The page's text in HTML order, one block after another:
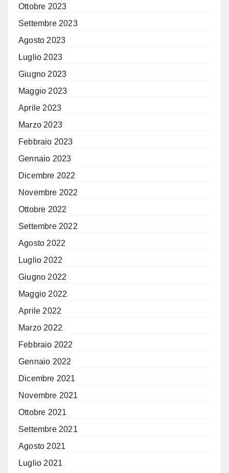
Ottobre 2023
Settembre 2023
Agosto 2023
Luglio 2023
Giugno 2023
Maggio 2023
Aprile 2023
Marzo 2023
Febbraio 2023
Gennaio 2023
Dicembre 2022
Novembre 2022
Ottobre 2022
Settembre 2022
Agosto 2022
Luglio 2022
Giugno 2022
Maggio 2022
Aprile 2022
Marzo 2022
Febbraio 2022
Gennaio 2022
Dicembre 2021
Novembre 2021
Ottobre 2021
Settembre 2021
Agosto 2021
Luglio 2021